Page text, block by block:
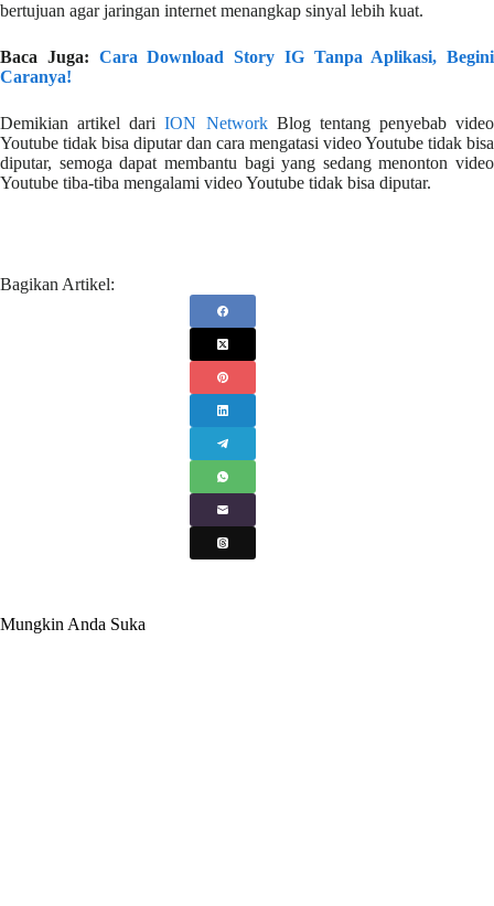
bertujuan agar jaringan internet menangkap sinyal lebih kuat.
Baca Juga: Cara Download Story IG Tanpa Aplikasi, Begini
Caranya!
Demikian artikel dariION NetworkBlog tentang penyebab video
Youtube tidak bisa diputar dan cara mengatasi video Youtube tidak bisa
diputar, semoga dapat membantu bagi yang sedang menonton video
Youtube tiba-tiba mengalami video Youtube tidak bisa diputar.
Bagikan Artikel:
Mungkin Anda Suka